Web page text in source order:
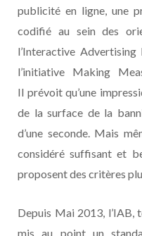
publicité en ligne, une
codifié au sein des
l’Interactive
l’initiative Making
Il prévoit qu’une
de la surface de la
d’une seconde. Mais
considéré suffisant et
proposent des critères
Depuis Mai 2013, l’IAB,
mis au point un